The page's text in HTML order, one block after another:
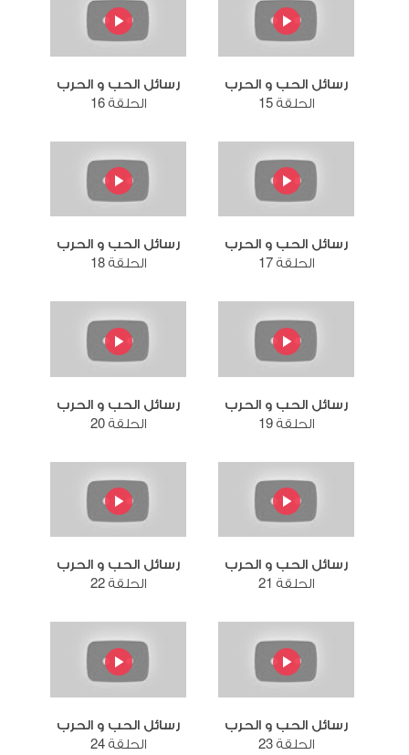
رسائل الحب و الحرب
الحلقة 15
رسائل الحب و الحرب
الحلقة 16
رسائل الحب و الحرب
الحلقة 17
رسائل الحب و الحرب
الحلقة 18
رسائل الحب و الحرب
الحلقة 19
رسائل الحب و الحرب
الحلقة 20
رسائل الحب و الحرب
الحلقة 21
رسائل الحب و الحرب
الحلقة 22
رسائل الحب و الحرب
الحلقة 23
رسائل الحب و الحرب
الحلقة 24